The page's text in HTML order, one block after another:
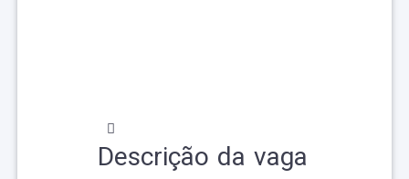
Descrição da vaga